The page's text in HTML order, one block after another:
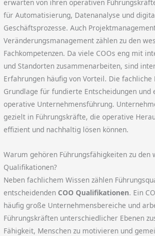
erwarten von ihren operativen
für Automatisierung, Datenanalyse und
Geschäftsprozesse. Auch
Veränderungsmanagement zählen zu den
Fachkompetenzen. Da viele COOs eng mit
und Standorten zusammenarbeiten, sind
Erfahrungen häufig von Vorteil. Die fachliche
Grundlage für fundierte Entscheidungen und
operative Unternehmensführung.
gezielt in Führungskräfte, die operative
effizient und nachhaltig lösen können.
Warum gehören Führungsfähigkeiten zu den
Qualifikationen?
Neben fachlichem Wissen zählen
entscheidenden COO Qualifikationen. Ein
häufig große Unternehmensbereiche und
Führungskräften unterschiedlicher Ebenen
Fähigkeit, Menschen zu motivieren und